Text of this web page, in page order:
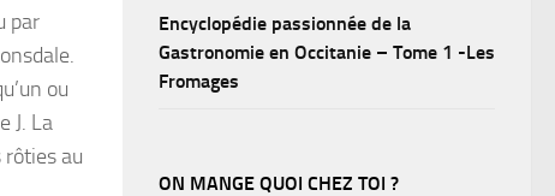
par
ou
J. La
rôties au
Encyclopédie passionnée de la
Gastronomie en Occitanie – Tome 1 -Les
Fromages
ON MANGE QUOI CHEZ TOI ?